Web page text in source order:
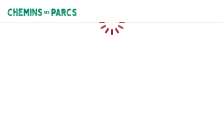
Chemins des Parcs
Chargement